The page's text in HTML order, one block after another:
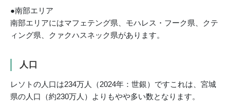
●南部エリア
南部エリアにはマフェテング県、モハレス・フーク県、クテ
ィング県、クァクハスネック県があります。
人口
レソトの人口は234万人（2024年：世銀）ですこれは、宮城
県の人口（約230万人）よりもやや多い数となります。